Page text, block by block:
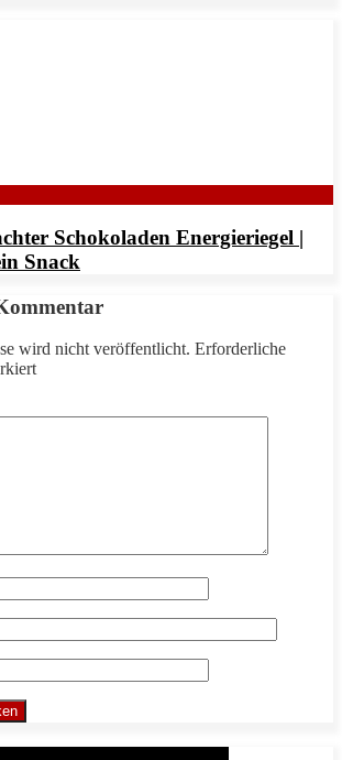
Schokoladen Energieriegel |
Snack
wird nicht veröffentlicht. Erforderliche